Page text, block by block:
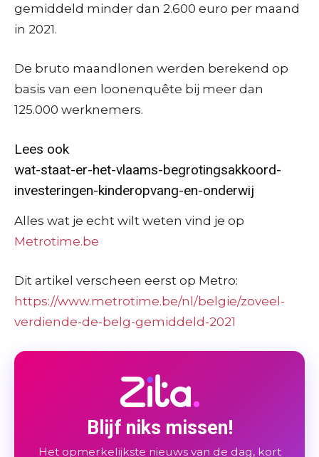
gemiddeld minder dan 2.600 euro per maand
in 2021.
De bruto maandlonen werden berekend op
basis van een loonenquête bij meer dan
125.000 werknemers.
Lees ook
wat-staat-er-het-vlaams-begrotingsakkoord-
investeringen-kinderopvang-en-onderwij
Alles wat je echt wilt weten vind je op
Metrotime.be
Dit artikel verscheen eerst op Metro:
https://www.metrotime.be/nl/belgie/zoveel-
verdiende-de-belg-gemiddeld-2021
Blijf niks missen!
Het opmerkelijkste nieuws van de dag, kort